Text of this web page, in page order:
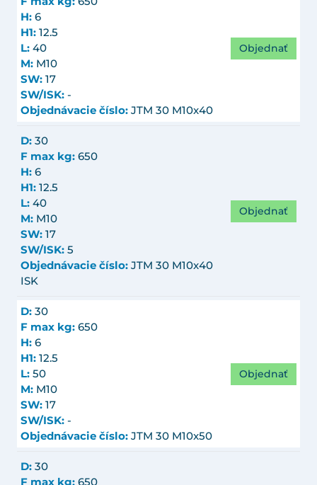
H: 6
H1: 12.5
L: 40
M: M10
SW: 17
SW/ISK: -
Objednávacie číslo: JTM 30 M10x40
Objednať
D: 30
F max kg: 650
H: 6
H1: 12.5
L: 40
M: M10
SW: 17
SW/ISK: 5
Objednávacie číslo: JTM 30 M10x40
ISK
Objednať
D: 30
F max kg: 650
H: 6
H1: 12.5
L: 50
M: M10
SW: 17
SW/ISK: -
Objednávacie číslo: JTM 30 M10x50
Objednať
D: 30
F max kg: 650